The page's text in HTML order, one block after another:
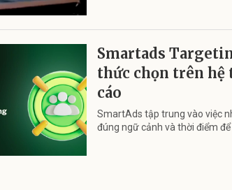
Smartads
thức chọn trên hệ
cáo
SmartAds tập trung vào việc
đúng ngữ cảnh và thời điểm để